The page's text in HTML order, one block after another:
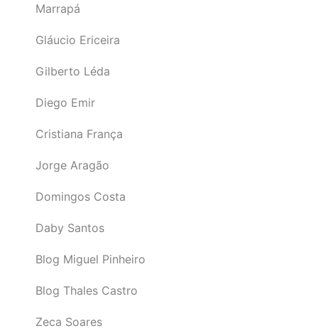
Marrapá
Gláucio Ericeira
Gilberto Léda
Diego Emir
Cristiana França
Jorge Aragão
Domingos Costa
Daby Santos
Blog Miguel Pinheiro
Blog Thales Castro
Zeca Soares